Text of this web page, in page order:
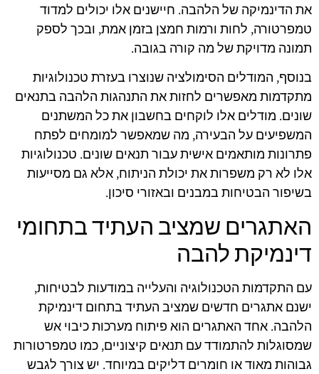
את הדינמיקה של הלהבה. חיישנים אלו יכולים למדוד
טמפרטורה, לחות ורמות חמצן בזמן אמת, ובכך לספק
תמונה מדויקת של מה קורה בגובה.
בנוסף, המודלים הסימולציה שנוצרו בעזרת טכנולוגיות
מתקדמות מאפשרים לחזות את התנהגות הלהבה בתנאים
שונים. מודלים אלו לוקחים בחשבון את כל המשתנים
המשפיעים על הבעירה, מה שמאפשר למומחים לפתח
פתרונות מותאמים אישית עבור תנאים שונים. טכנולוגיות
אלו לא רק משפרות את יכולת הניתוח, אלא גם מסייעות
בשיפור הבטיחות במבנים ובאזורי סיכון.
האתגרים שמציב העתיד בתחומי
דינמיקת להבה
עם התקדמות הטכנולוגיה והעלייה במודעות לבטיחות,
ישנם אתגרים חדשים שמציב העתיד בתחום דינמיקת
הלהבה. אחד האתגרים הוא פיתוח מערכות כיבוי אש
שמסוגלות להתמודד עם תנאים קיצוניים, כמו טמפרטורות
גבוהות מאוד או חומרים דליקים במיוחד. יש צורך לגבש